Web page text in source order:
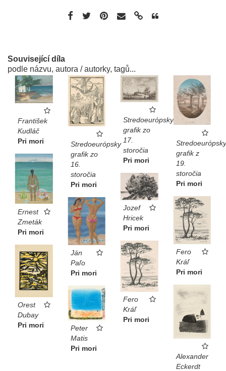
Související díla
podle názvu, autora / autorky, tagů...
František
Kudláč
Pri mori
Stredoeurópsky
grafik zo
16.
storočia
Pri mori
Stredoeurópsky
grafik zo
17.
storočia
Pri mori
Stredoeurópsky
grafik z
19.
storočia
Pri mori
Ernest
Zmeták
Pri mori
Jozef
Hricek
Pri mori
Fero
Kráľ
Pri mori
Ján
Paľo
Pri mori
Fero
Kráľ
Pri mori
Orest
Dubay
Pri mori
Alexander
Eckerdt
Peter
Matis
Pri mori